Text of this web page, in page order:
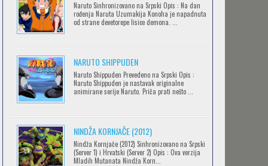
.HACK//LIMINALITY
SOVA I EKIPA
Feb 12 2023 |Gledaj »
BLOODIVORES
Feb 12 2023 |Gledaj »
Naruto Sinhronizovano na Srpski Opis : Na dan
rođenja Naruta Uzumakija Konoha je napadnuta
od strane devetorepe lisice demona. ...
NARUTO SHIPPUDEN
Naruto Shippuden Prevedeno na Srpski Opis :
Naruto Shippuden je nastavak originalne
animirane serije Naruto. Priča prati nešto ...
NINDŽA KORNJAČE (2012)
Nindža Kornjače (2012) Sinhronizovano na Srpski
(Server 1) i Hrvatski (Server 2) Opis : Ova verzija
Mladih Mutanata Nindža Korn...